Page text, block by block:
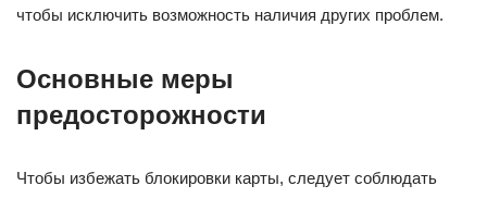
чтобы исключить возможность наличия других проблем.
Основные меры
предосторожности
Чтобы избежать блокировки карты, следует соблюдать